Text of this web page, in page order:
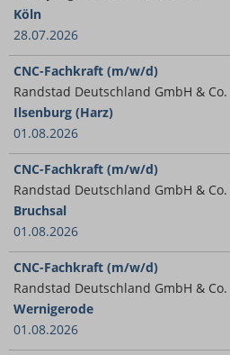
Köln
28.07.2026
CNC-Fachkraft (m/w/d)
Randstad Deutschland GmbH & Co.
Ilsenburg (Harz)
01.08.2026
CNC-Fachkraft (m/w/d)
Randstad Deutschland GmbH & Co.
Bruchsal
01.08.2026
CNC-Fachkraft (m/w/d)
Randstad Deutschland GmbH & Co.
Wernigerode
01.08.2026